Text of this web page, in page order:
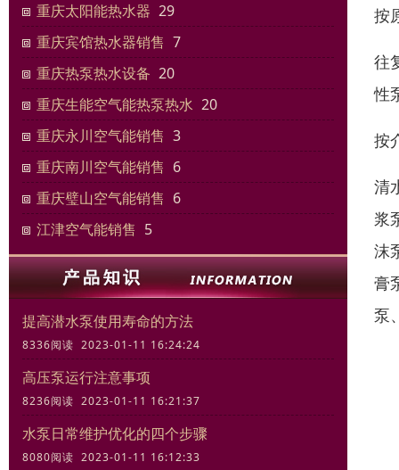
重庆太阳能热水器 29
重庆宾馆热水器销售 7
重庆热泵热水设备 20
重庆生能空气能热泵热水 20
重庆永川空气能销售 3
重庆南川空气能销售 6
重庆璧山空气能销售 6
江津空气能销售 5
提高潜水泵使用寿命的方法
8336阅读 2023-01-11 16:24:24
高压泵运行注意事项
8236阅读 2023-01-11 16:21:37
水泵日常维护优化的四个步骤
8080阅读 2023-01-11 16:12:33
按
往
性
按
清
浆
沫
膏
泵